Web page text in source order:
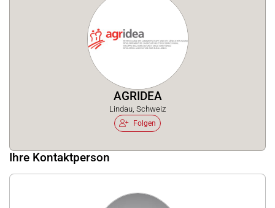
AGRIDEA
Lindau, Schweiz
Folgen
Ihre Kontaktperson